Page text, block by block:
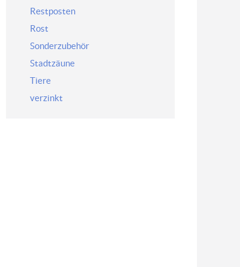
Restposten
Rost
Sonderzubehör
Stadtzäune
Tiere
verzinkt